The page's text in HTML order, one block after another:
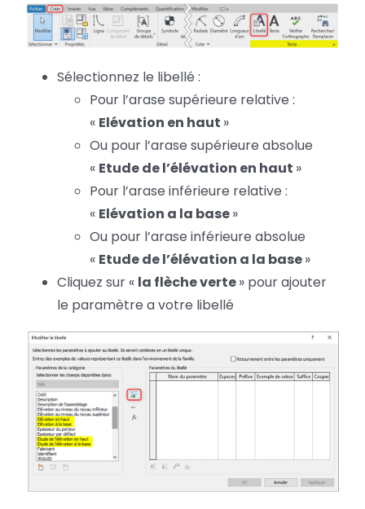
Sélectionnez le libellé :
Pour l’arase supérieure relative :
« Elévation en haut »
Ou pour l’arase supérieure absolue
« Etude de l’élévation en haut »
Pour l’arase inférieure relative :
« Elévation a la base»
Ou pour l’arase inférieure absolue
« Etude de l’élévation a la base»
Cliquez sur « la flèche verte» pour ajouter
le paramètre a votre libellé